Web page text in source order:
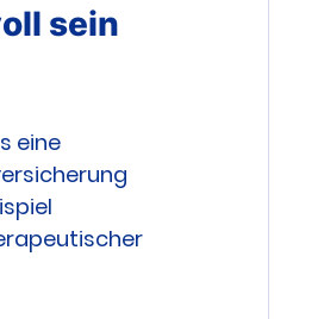
sein
eine